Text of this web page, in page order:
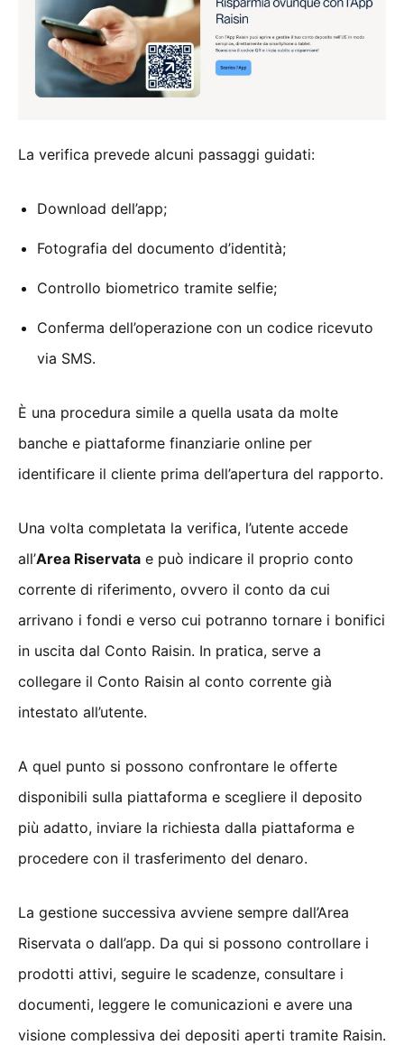
La verifica prevede alcuni passaggi guidati:
Download dell’app;
Fotografia del documento d’identità;
Controllo biometrico tramite selfie;
Conferma dell’operazione con un codice ricevuto
via SMS.
È una procedura simile a quella usata da molte
banche e piattaforme finanziarie online per
identificare il cliente prima dell’apertura del rapporto.
Una volta completata la verifica, l’utente accede
all’Area Riservata e può indicare il proprio conto
corrente di riferimento, ovvero il conto da cui
arrivano i fondi e verso cui potranno tornare i bonifici
in uscita dal Conto Raisin. In pratica, serve a
collegare il Conto Raisin al conto corrente già
intestato all’utente.
A quel punto si possono confrontare le offerte
disponibili sulla piattaforma e scegliere il deposito
più adatto, inviare la richiesta dalla piattaforma e
procedere con il trasferimento del denaro.
La gestione successiva avviene sempre dall’Area
Riservata o dall’app. Da qui si possono controllare i
prodotti attivi, seguire le scadenze, consultare i
documenti, leggere le comunicazioni e avere una
visione complessiva dei depositi aperti tramite Raisin.